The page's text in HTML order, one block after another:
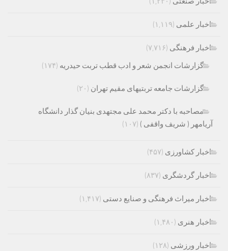
اخبار علمی (۱,۱۱۹)
اخبار فرهنگی (۷,۷۱۶)
گزارشات انجمن شعر و ادب قطب تربت حیدریه (۱۷۴)
گزارشات جامعه تربتیهای مقیم تهران (۲۰)
مصاحبه با دکتر محمد علی مجتهدی بنیان گذار دانشگاه
آریامهر ( شریف واقفی ) (۱۰۷)
اخبار کشاورزی (۴۵۷)
اخبار گردشگری (۸۳۷)
اخبار میراث فرهنگی و صنایع دستی (۱,۴۱۷)
اخبار هنری (۱,۴۸۰)
اخبار ورزشی (۱۲۸)